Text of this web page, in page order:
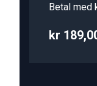
Betal med
kr